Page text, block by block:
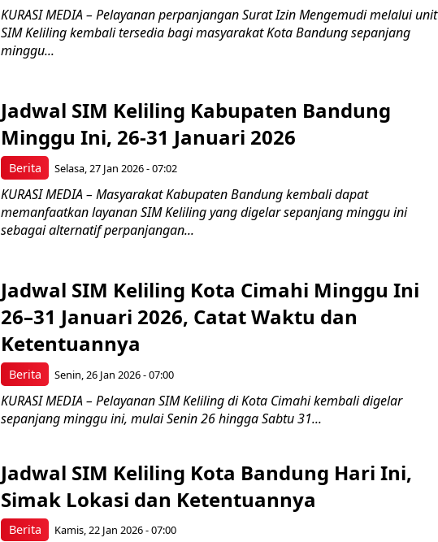
KURASI MEDIA – Pelayanan perpanjangan Surat Izin Mengemudi melalui unit
SIM Keliling kembali tersedia bagi masyarakat Kota Bandung sepanjang
minggu...
Berita
Jadwal SIM Keliling Kabupaten Bandung
Minggu Ini, 26-31 Januari 2026
Selasa, 27 Jan 2026 - 07:02
KURASI MEDIA – Masyarakat Kabupaten Bandung kembali dapat
memanfaatkan layanan SIM Keliling yang digelar sepanjang minggu ini
sebagai alternatif perpanjangan...
Berita
Jadwal SIM Keliling Kota Cimahi Minggu Ini
26–31 Januari 2026, Catat Waktu dan
Ketentuannya
Senin, 26 Jan 2026 - 07:00
KURASI MEDIA – Pelayanan SIM Keliling di Kota Cimahi kembali digelar
sepanjang minggu ini, mulai Senin 26 hingga Sabtu 31...
Berita
Jadwal SIM Keliling Kota Bandung Hari Ini,
Simak Lokasi dan Ketentuannya
Kamis, 22 Jan 2026 - 07:00